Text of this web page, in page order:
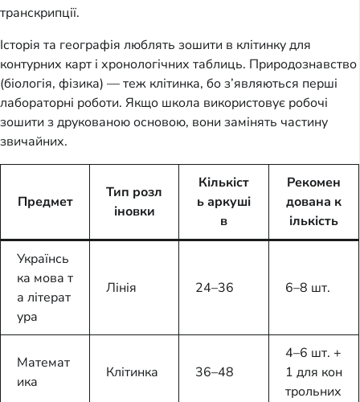
транскрипції.
Історія та географія люблять зошити в клітинку для
контурних карт і хронологічних таблиць. Природознавство
(біологія, фізика) — теж клітинка, бо з’являються перші
лабораторні роботи. Якщо школа використовує робочі
зошити з друкованою основою, вони замінять частину
звичайних.
Предмет
Тип розл
іновки
Кількіст
ь аркуші
в
Рекомен
дована к
ількість
Українсь
ка мова т
а літерат
ура
Лінія 24–36 6–8 шт.
Математ
ика
Клітинка 36–48
4–6 шт. +
1 для кон
трольних